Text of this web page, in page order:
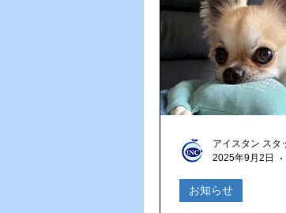
ガソリン削減
HACCP（ハサップ）
お知らせ
アイスタン スタ
2025年9月2日